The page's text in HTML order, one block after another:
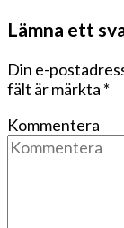
Lämna ett
Din e-
fält är märkta *
Kommentera